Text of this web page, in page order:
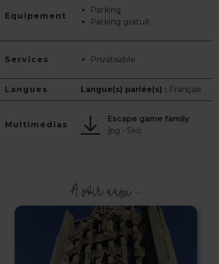
Equipement
Parking
Parking gratuit
Services Privatisable
Langues Langue(s) parlée(s) : Français
Multimédias
Escape game family
jpg - 5ko
À voir aussi ...